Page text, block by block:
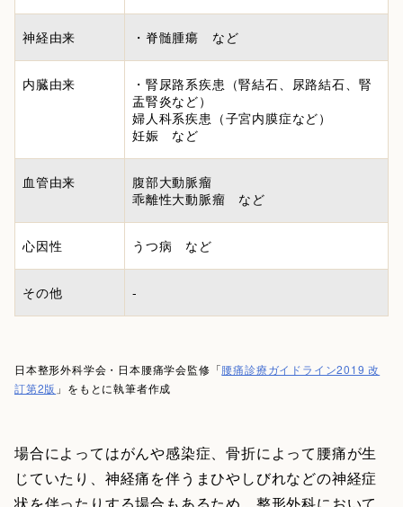
神経由来 ・脊髄腫瘍 など
内臓由来
・腎尿路系疾患（腎結石、尿路結石、腎
盂腎炎など）
婦人科系疾患（子宮内膜症など）
妊娠 など
血管由来
腹部大動脈瘤
乖離性大動脈瘤 など
心因性 うつ病 など
その他 -
日本整形外科学会・日本腰痛学会監修「腰痛診療ガイドライン2019 改
訂第2版 」をもとに執筆者作成
場合によってはがんや感染症、骨折によって腰痛が生
じていたり、神経痛を伴うまひやしびれなどの神経症
状を伴ったりする場合もあるため、整形外科において